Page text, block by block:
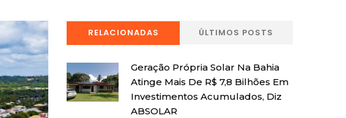
RELACIONADAS ÚLTIMOS POSTS
Geração Própria Solar Na Bahia
Atinge Mais De R$ 7,8 Bilhões Em
Investimentos Acumulados, Diz
ABSOLAR